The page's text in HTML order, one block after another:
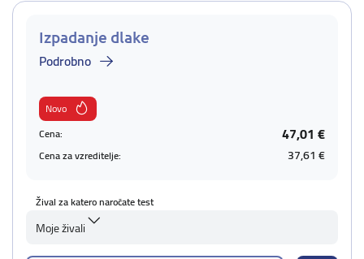
Izpadanje dlake
Podrobno
Novo
Cena:
47,01 €
Cena za vzreditelje: 37,61 €
Žival za katero naročate test
Moje živali